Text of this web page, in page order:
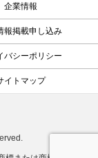
企業情報
報掲載申し込み
バシーポリシー
イトマップ